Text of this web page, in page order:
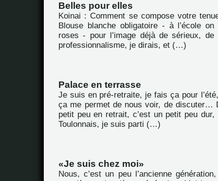
Belles pour elles
Koinai : Comment se compose votre
Blouse blanche obligatoire - à l’école
roses - pour l’image déjà de sérieux, de
professionnalisme, je dirais, et (…)
Palace en terrasse
Je suis en pré-retraite, je fais ça pour
ça me permet de nous voir, de discuter…
petit peu en retrait, c’est un petit peu
Toulonnais, je suis parti (…)
Je suis chez moi
Nous, c’est un peu l’ancienne